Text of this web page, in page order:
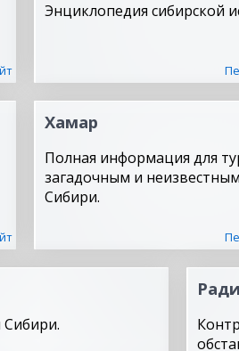
Энциклопедия сибирской
Хамар
Полная информация для
загадочным и
Сибири.
Сибири.